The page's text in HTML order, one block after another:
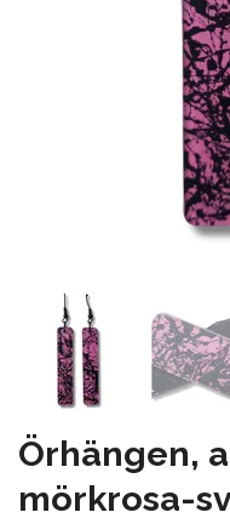
Örhängen,
mörkrosa-